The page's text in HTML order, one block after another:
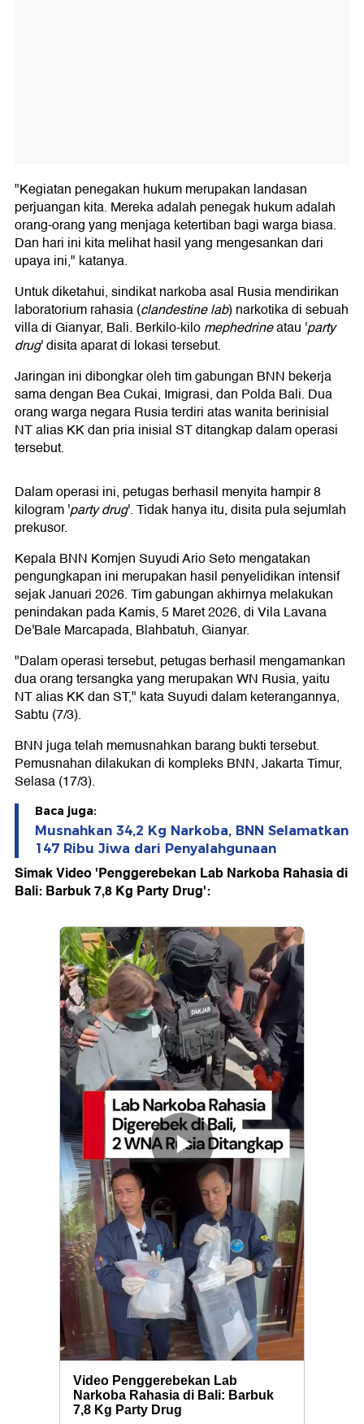
"Kegiatan penegakan hukum merupakan landasan
perjuangan kita. Mereka adalah penegak hukum adalah
orang-orang yang menjaga ketertiban bagi warga biasa.
Dan hari ini kita melihat hasil yang mengesankan dari
upaya ini," katanya.
Untuk diketahui, sindikat narkoba asal Rusia mendirikan
laboratorium rahasia (clandestine lab) narkotika di sebuah
villa di Gianyar, Bali. Berkilo-kilomephedrineatau 'party
drug' disita aparat di lokasi tersebut.
Jaringan ini dibongkar oleh tim gabungan BNN bekerja
sama dengan Bea Cukai, Imigrasi, dan Polda Bali. Dua
orang warga negara Rusia terdiri atas wanita berinisial
NT alias KK dan pria inisial ST ditangkap dalam operasi
tersebut.
Dalam operasi ini, petugas berhasil menyita hampir 8
kilogram 'party drug'. Tidak hanya itu, disita pula sejumlah
prekusor.
Kepala BNN Komjen Suyudi Ario Seto mengatakan
pengungkapan ini merupakan hasil penyelidikan intensif
sejak Januari 2026. Tim gabungan akhirnya melakukan
penindakan pada Kamis, 5 Maret 2026, di Vila Lavana
De'Bale Marcapada, Blahbatuh, Gianyar.
"Dalam operasi tersebut, petugas berhasil mengamankan
dua orang tersangka yang merupakan WN Rusia, yaitu
NT alias KK dan ST," kata Suyudi dalam keterangannya,
Sabtu (7/3).
BNN juga telah memusnahkan barang bukti tersebut.
Pemusnahan dilakukan di kompleks BNN, Jakarta Timur,
Selasa (17/3).
Baca juga:
Musnahkan 34,2 Kg Narkoba, BNN Selamatkan
147 Ribu Jiwa dari Penyalahgunaan
Simak Video 'Penggerebekan Lab Narkoba Rahasia di
Bali: Barbuk 7,8 Kg Party Drug':